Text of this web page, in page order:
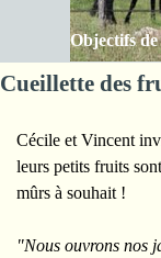
Sauter le
Objectifs
Cueillette des
Cécile et Vincent
leurs petits fruits
mûrs à souhait !
"Nous ouvrons nos